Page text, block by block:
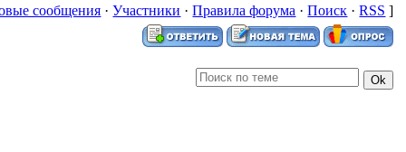
сообщения ·Участники ·Правила форума ·Поиск ·RSS ]